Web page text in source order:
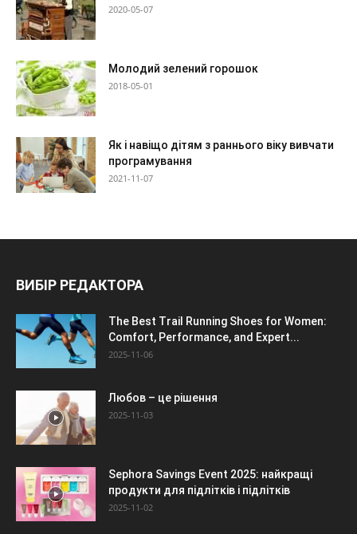
2020-05-07
Молодий зелений горошок
2018-05-01
Як і навіщо дітям з раннього віку вивчати
програмування
2021-11-07
ВИБІР РЕДАКТОРА
The Best Trail Running Shoes for Women:
Comfort, Performance, and Expert...
2025-11-06
Любов – це рішення
2025-11-03
Sephora Savings Event 2025: найкращі
продукти для підлітків і підлітків
2025-11-02